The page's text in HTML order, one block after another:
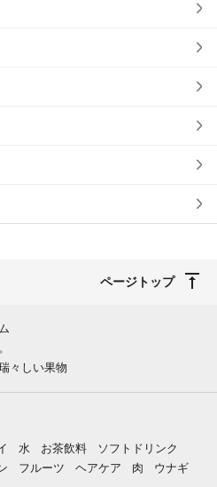
ページトップ
々しい果物
水 お茶飲料
ソフトドリンク
フルーツ ヘアケア 肉 ウナギ